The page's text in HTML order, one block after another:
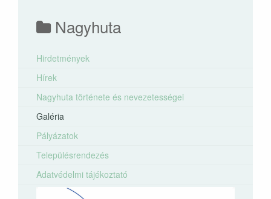
Nagyhuta
Hirdetmények
Hírek
Nagyhuta története és nevezetességei
Galéria
Pályázatok
Településrendezés
Adatvédelmi tájékoztató